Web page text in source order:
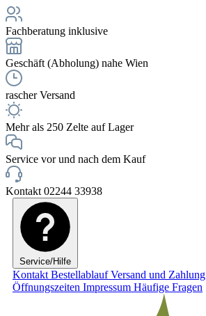
Fachberatung inklusive
Geschäft (Abholung) nahe Wien
rascher Versand
Mehr als 250 Zelte auf Lager
Service vor und nach dem Kauf
Kontakt 02244 33938
Service/Hilfe
Kontakt BestellablaufVersand und Zahlung
Öffnungszeiten Impressum Häufige Fragen